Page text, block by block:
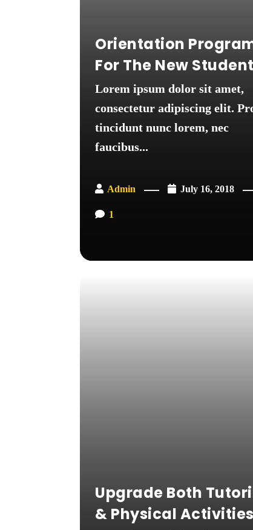
Orientation
For The New
Lorem ipsum dolor sit amet,
consectetur adipiscing elit.
tincidunt nunc lorem, nec
faucibus...
Admin July 16, 2018
1
Upgrade Both
& Physical Activities